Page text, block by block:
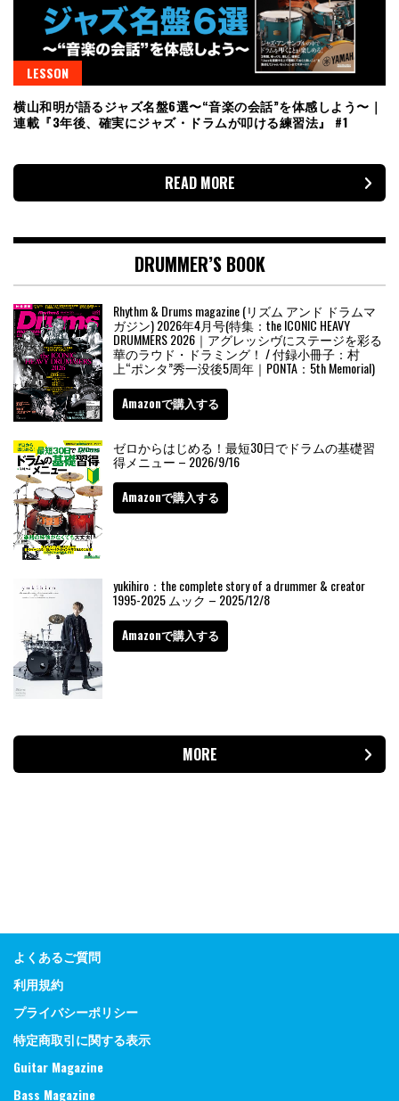
LESSON
横山和明が語るジャズ名盤6選〜“音楽の会話”を体感しよう〜｜
連載『3年後、確実にジャズ・ドラムが叩ける練習法』 #1
READ MORE
DRUMMER’S BOOK
Rhythm & Drums magazine (リズム アンド ドラムマ
ガジン) 2026年4月号(特集：the ICONIC HEAVY
DRUMMERS 2026｜アグレッシヴにステージを彩る
華のラウド・ドラミング！ / 付録小冊子：村
上“ポンタ”秀一没後5周年｜PONTA：5th Memorial)
Amazonで購入する
ゼロからはじめる！最短30日でドラムの基礎習
得メニュー – 2026/9/16
Amazonで購入する
yukihiro：the complete story of a drummer & creator
1995-2025 ムック – 2025/12/8
Amazonで購入する
MORE
よくあるご質問
利用規約
プライバシーポリシー
特定商取引に関する表示
Guitar Magazine
Bass Magazine